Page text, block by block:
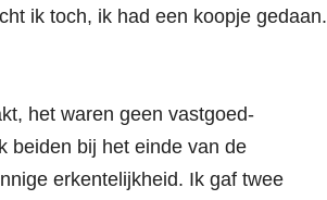
ik toch, ik had een koopje gedaan.
het waren geen vastgoed-
beiden bij het einde van de
erkentelijkheid. Ik gaf twee